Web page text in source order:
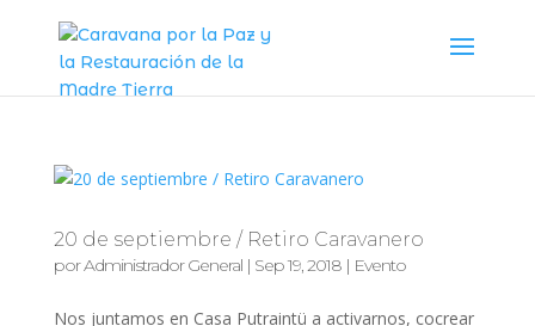
20 de septiembre / Retiro Caravanero
porAdministrador General| Sep 19, 2018| Evento
Nos juntamos en Casa Putraintü a activarnos, cocrear